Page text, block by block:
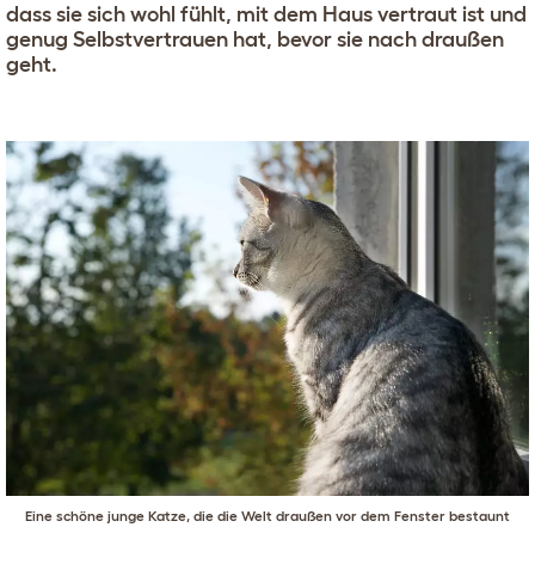
dass sie sich wohl fühlt, mit dem Haus vertraut ist und
genug Selbstvertrauen hat, bevor sie nach draußen
geht.
Eine schöne junge Katze, die die Welt draußen vor dem Fenster bestaunt